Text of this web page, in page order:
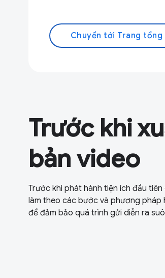
Chuyển tới Trang tổng
Trước khi
bản video
Trước khi phát hành tiện ích đầu
làm theo các bước và phương pháp
để đảm bảo quá trình gửi diễn ra